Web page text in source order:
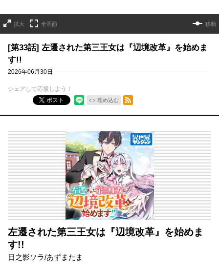
拡大 全画面 移動
[第33話] 左遷された第三王女は『辺境改革』を始めま
す!!
2026年06月30日
シェアして応援しよう！
ポスト
埋め込む
RSSフィード
左遷された第三王女は『辺境改革』を始めま
す!!
日之影ソラ/あずまたま